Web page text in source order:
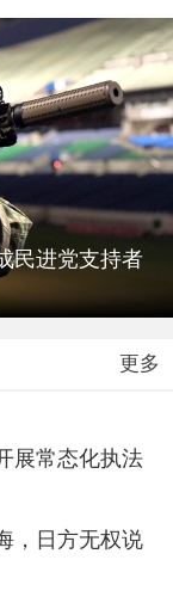
民进党支持者
更多
展常态化执法
，日方无权说